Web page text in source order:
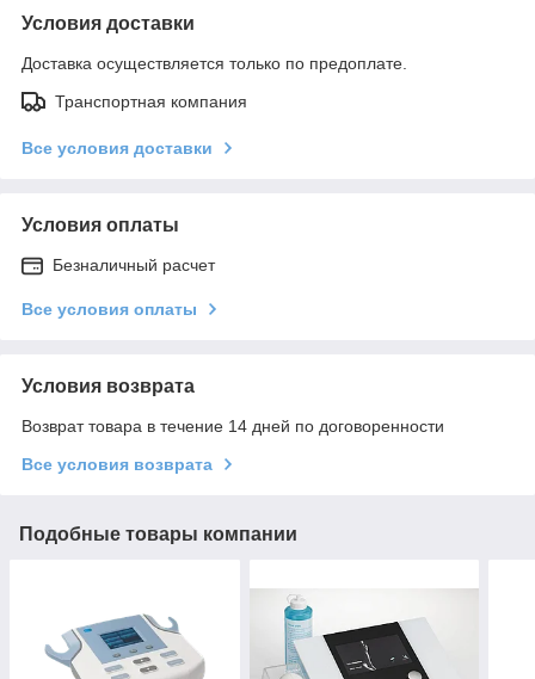
Условия доставки
Доставка осуществляется только по предоплате.
Транспортная компания
Все условия доставки
Условия оплаты
Безналичный расчет
Все условия оплаты
Условия возврата
Возврат товара в течение 14 дней по договоренности
Все условия возврата
Подобные товары компании